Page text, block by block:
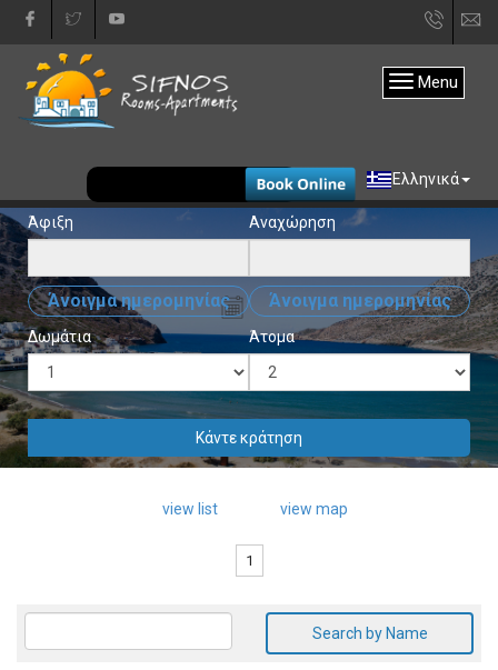
+30
31333
Menu
Ελληνικά
EUR
Άφιξη
Άνοιγμα ημερομηνίας
Αναχώρηση
Άνοιγμα ημερομηνίας
Δωμάτια Άτομα
Κάντε κράτηση
view list view map
1
Search by Name